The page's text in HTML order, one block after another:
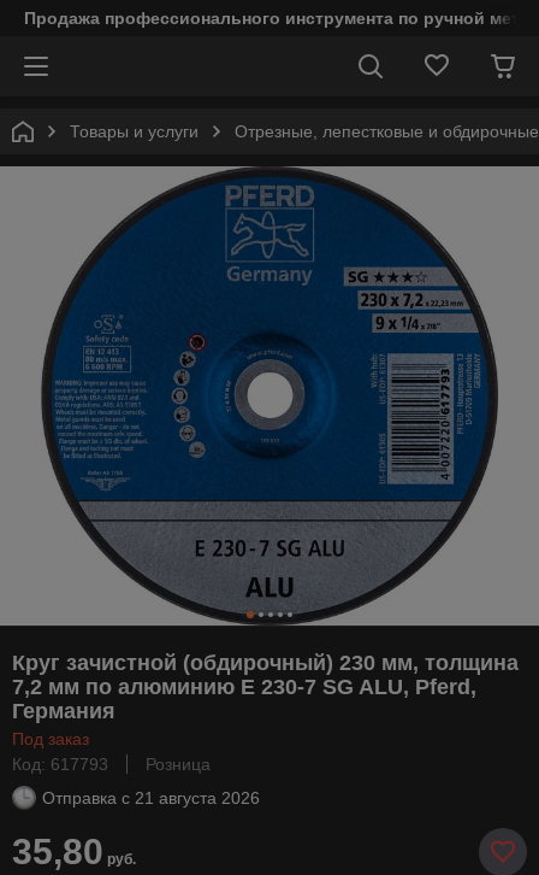
Продажа профессионального инструмента по ручной
Товары и услуги Отрезные, лепестковые и
Круг зачистной (обдирочный) 230 мм, толщина
7,2 мм по алюминию E 230-7 SG ALU, Pferd,
Германия
Под заказ
Код: 617793
Розница
Отправка с 21 августа 2026
35,80 руб.